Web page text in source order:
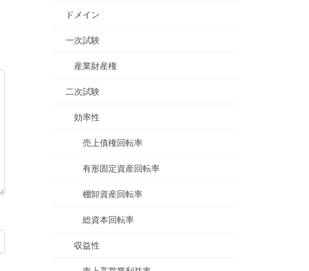
ドメイン
一次試験
産業財産権
二次試験
効率性
売上債権回転率
有形固定資産回転率
棚卸資産回転率
総資本回転率
収益性